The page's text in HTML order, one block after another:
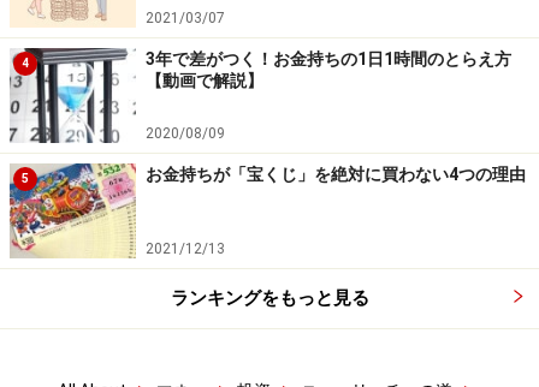
分の判断と、その判断の元となった根拠を思い出してみ
ることです。
失敗の原因がわかれば対策は立てられる。自分の何を変
えるべきかがわかる。
そうやって「この次はどうすればよいのか」にフォーカ
スすれば、起きた事実は変えられなくても、未来は変え
ることはできます。
2021/03/07
4
3年で差がつく！お金持ちの1日1時間のとらえ方
【動画で解説】
2020/08/09
5 お金持ちが「宝くじ」を絶対に買わない4つの理由
2021/12/13
ランキングをもっと見る